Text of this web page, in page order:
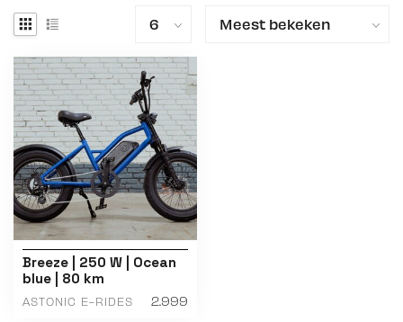
Breeze | 250 W | Ocean
blue | 80 km
ASTONIC E-RIDES 2.999